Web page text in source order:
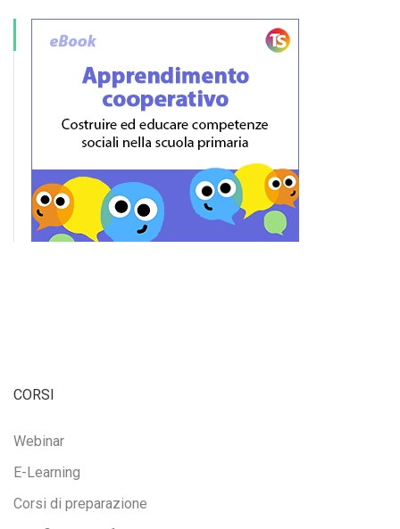
CORSI
Webinar
E-Learning
Corsi di preparazione